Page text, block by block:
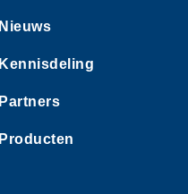
Nieuws
Kennisdeling
Partners
Producten